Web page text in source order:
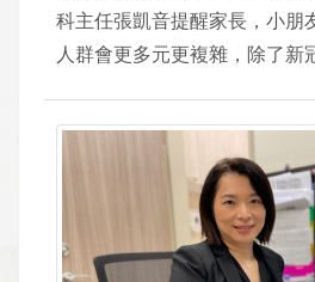
科主任張凱音提醒家長，小朋
人群會更多元更複雜，除了新
是腸病毒、鼻病毒、肺炎黴漿
病毒等，目前在本院門診監
朋友開學後到社區或學校內
期的事，一定還是要戴口罩